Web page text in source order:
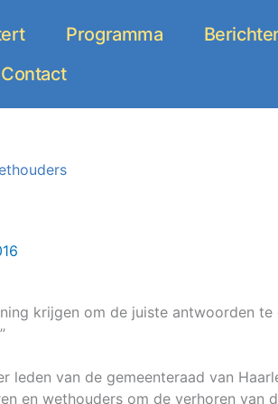
Programma
Contact
krijgen om de juiste antwoorden te
leden van de gemeenteraad van
en wethouders om de verhoren van